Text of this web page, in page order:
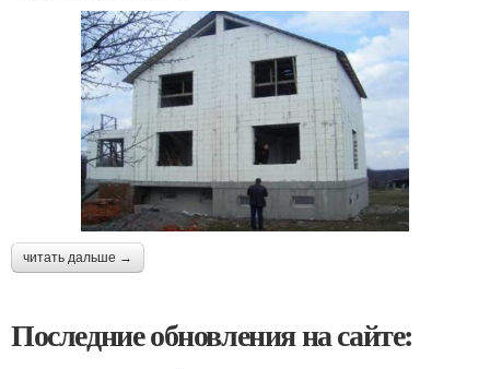
читать дальше →
Последние обновления на сайте: